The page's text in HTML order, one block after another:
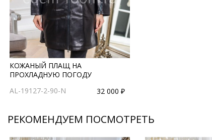
КОЖАНЫЙ ПЛАЩ НА
ПРОХЛАДНУЮ ПОГОДУ
AL-19127-2-90-N
32 000 ₽
РЕКОМЕНДУЕМ ПОСМОТРЕТЬ